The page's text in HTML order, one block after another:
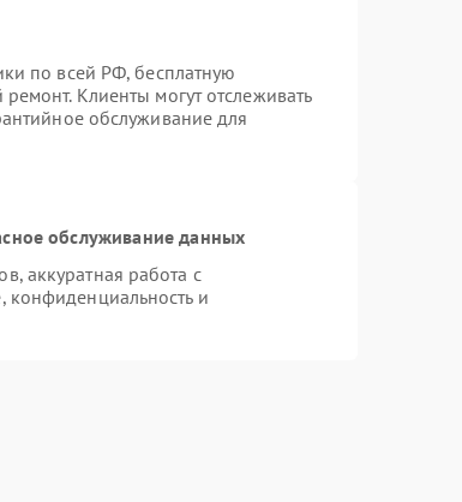
по всей РФ, бесплатную
Клиенты могут отслеживать
обслуживание для
обслуживание данных
аккуратная работа с
конфиденциальность и